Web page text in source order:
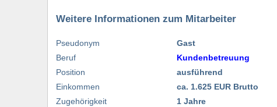
Weitere Informationen zum Mitarbeiter
Pseudonym
Beruf
Position
Einkommen
Zugehörigkeit
Gast
Kundenbetreuung
ausführend
ca. 1.625 EUR Brutto
1 Jahre